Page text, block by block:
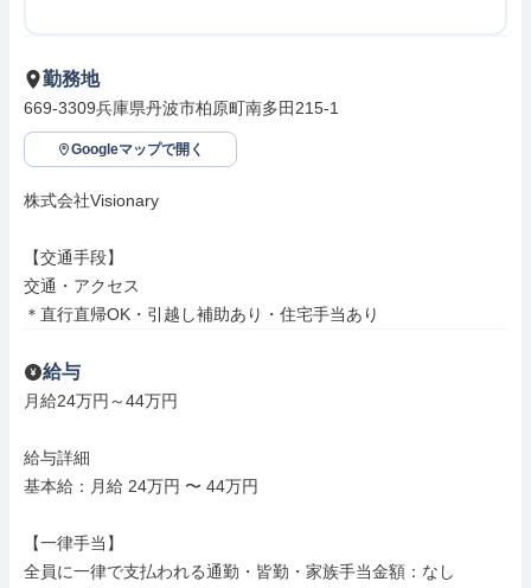
勤務地
669-3309兵庫県丹波市柏原町南多田215-1
Googleマップで開く
株式会社Visionary
【交通手段】
交通・アクセス
＊直行直帰OK・引越し補助あり・住宅手当あり
給与
月給24万円～44万円
給与詳細
基本給：月給 24万円 〜 44万円
【一律手当】
全員に一律で支払われる通勤・皆勤・家族手当金額：なし